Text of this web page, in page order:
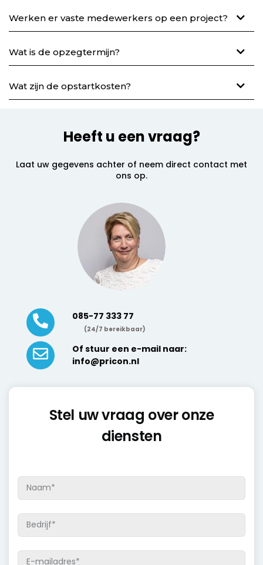
Werken er vaste medewerkers op een project?
Wat is de opzegtermijn?
Wat zijn de opstartkosten?
Heeft u een vraag?
Laat uw gegevens achter of neem direct contact met
ons op.
085-77 333 77
(24/7 bereikbaar)
Of stuur een e-mail naar:
info@pricon.nl
Stel uw vraag over onze
diensten